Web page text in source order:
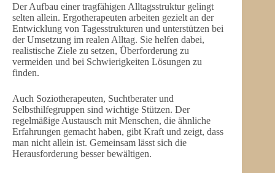
Der Aufbau einer tragfähigen Alltagsstruktur gelingt
selten allein. Ergotherapeuten arbeiten gezielt an der
Entwicklung von Tagesstrukturen und unterstützen bei
der Umsetzung im realen Alltag. Sie helfen dabei,
realistische Ziele zu setzen, Überforderung zu
vermeiden und bei Schwierigkeiten Lösungen zu
finden.
Auch Soziotherapeuten, Suchtberater und
Selbsthilfegruppen sind wichtige Stützen. Der
regelmäßige Austausch mit Menschen, die ähnliche
Erfahrungen gemacht haben, gibt Kraft und zeigt, dass
man nicht allein ist. Gemeinsam lässt sich die
Herausforderung besser bewältigen.